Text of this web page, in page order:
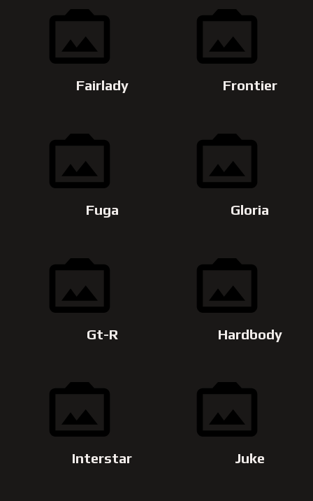
Fairlady Frontier
Fuga Gloria
Gt-R Hardbody
Interstar Juke